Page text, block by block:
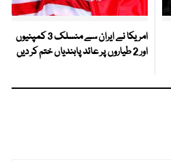
امریکا نے ایران سے منسلک 3 کمپنیوں
اور 2 طیاروں پر عائد پابندیاں ختم کر دیں